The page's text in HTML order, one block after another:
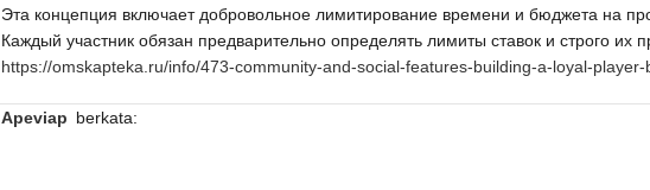
Эта концепция включает добровольное лимитирование времени и бюджета на
Каждый участник обязан предварительно определять лимиты ставок и строго их
https://omskapteka.ru/info/473-community-and-social-features-building-a-loyal-
Apeviap berkata: